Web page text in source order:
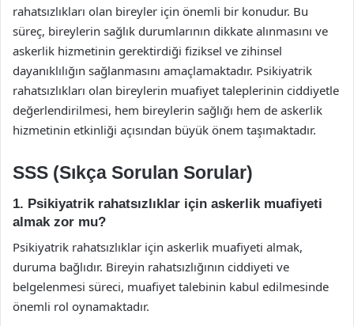
rahatsızlıkları olan bireyler için önemli bir konudur. Bu
süreç, bireylerin sağlık durumlarının dikkate alınmasını ve
askerlik hizmetinin gerektirdiği fiziksel ve zihinsel
dayanıklılığın sağlanmasını amaçlamaktadır. Psikiyatrik
rahatsızlıkları olan bireylerin muafiyet taleplerinin ciddiyetle
değerlendirilmesi, hem bireylerin sağlığı hem de askerlik
hizmetinin etkinliği açısından büyük önem taşımaktadır.
SSS (Sıkça Sorulan Sorular)
1. Psikiyatrik rahatsızlıklar için askerlik muafiyeti
almak zor mu?
Psikiyatrik rahatsızlıklar için askerlik muafiyeti almak,
duruma bağlıdır. Bireyin rahatsızlığının ciddiyeti ve
belgelenmesi süreci, muafiyet talebinin kabul edilmesinde
önemli rol oynamaktadır.